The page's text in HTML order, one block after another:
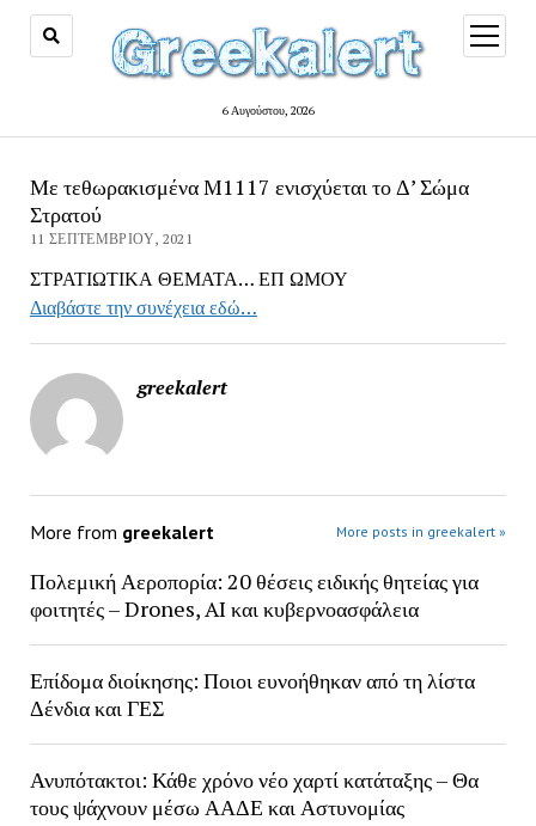
6 Αυγούστου, 2026
open
menu
Με τεθωρακισμένα M1117 ενισχύεται το Δ’ Σώμα
Στρατού
11 ΣΕΠΤΕΜΒΡΊΟΥ, 2021
ΣΤΡΑΤΙΩΤΙΚΑ ΘΕΜΑΤΑ… ΕΠ ΩΜΟΥ
Διαβάστε την συνέχεια εδώ…
greekalert
More from greekalert More posts in greekalert »
Πολεμική Αεροπορία: 20 θέσεις ειδικής θητείας για
φοιτητές – Drones, AI και κυβερνοασφάλεια
Επίδομα διοίκησης: Ποιοι ευνοήθηκαν από τη λίστα
Δένδια και ΓΕΣ
Ανυπότακτοι: Κάθε χρόνο νέο χαρτί κατάταξης – Θα
τους ψάχνουν μέσω ΑΑΔΕ και Αστυνομίας